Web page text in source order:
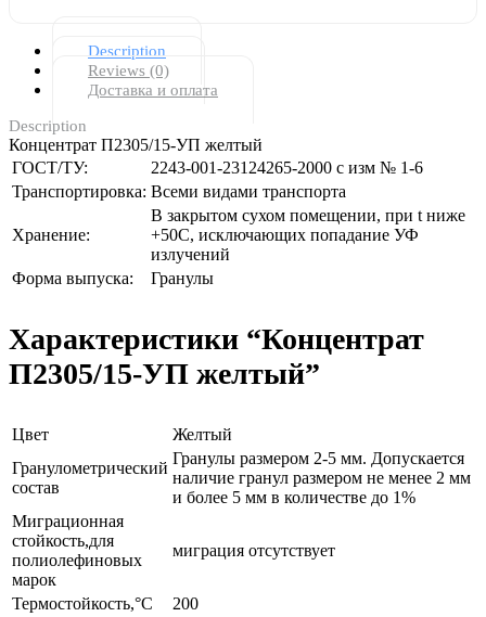
Description
Reviews (0)
Доставка и оплата
Description
Концентрат П2305/15-УП желтый
ГОСТ/ТУ:
2243-001-23124265-2000 с изм № 1-6
Транспортировка: Всеми видами транспорта
Хранение:
В закрытом сухом помещении, при t ниже
+50С, исключающих попадание УФ
излучений
Форма выпуска:
Гранулы
Характеристики “Концентрат
П2305/15-УП желтый”
Цвет
Желтый
Гранулометрический
состав
Гранулы размером 2-5 мм. Допускается
наличие гранул размером не менее 2 мм
и более 5 мм в количестве до 1%
Миграционная
стойкость,для
полиолефиновых
марок
миграция отсутствует
Термостойкость,°С
200